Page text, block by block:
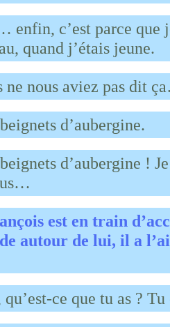
enfin, c’est parce que
quand j’étais jeune.
ne nous aviez pas dit
d’aubergine.
d’aubergine !
est en train
autour de lui, il a
qu’est-ce que tu as ?